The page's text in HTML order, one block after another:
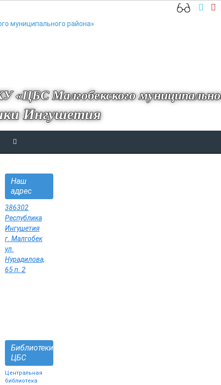
«ЦБС Малгобекского
Ингушетия
Наш
адрес
386302
Республика
Ингушетия
г. Малгобек
ул.
Нурадилова,
65 п. 2
Библиотеки
ЦБС
Центральная
библиотека